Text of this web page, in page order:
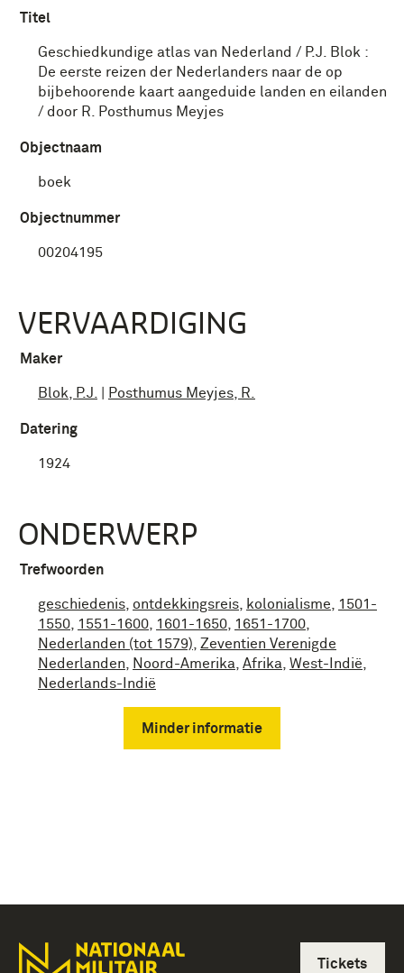
Titel
Geschiedkundige atlas van Nederland / P.J. Blok :
De eerste reizen der Nederlanders naar de op
bijbehoorende kaart aangeduide landen en eilanden
/ door R. Posthumus Meyjes
Objectnaam
boek
Objectnummer
00204195
VERVAARDIGING
Maker
Blok, P.J. Posthumus Meyjes, R.
Datering
1924
ONDERWERP
Trefwoorden
geschiedenis ontdekkingsreis kolonialisme
1501-
1550
1551-1600 1601-1650 1651-1700
Nederlanden (tot 1579) Zeventien Verenigde
Nederlanden
Noord-Amerika Afrika West-Indië
Nederlands-Indië
Minder informatie
Tickets